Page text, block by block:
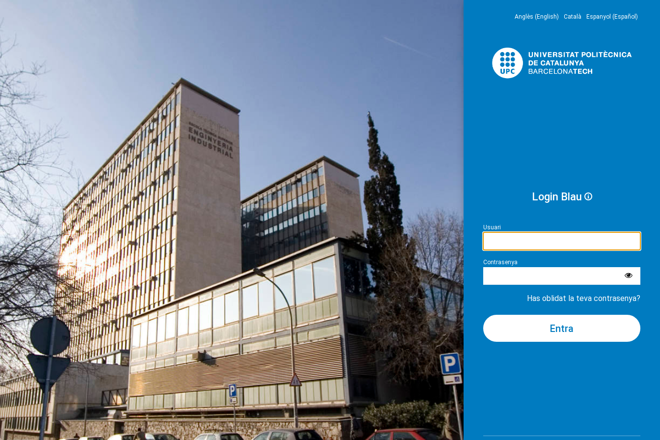
Anglès (English) Català Espanyol (Español)
Login Blau
Usuari
Contrasenya
Has oblidat la teva contrasenya?